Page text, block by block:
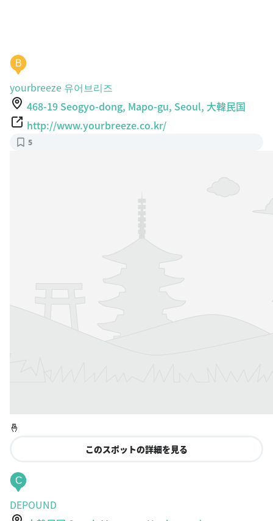
B
yourbreeze 유어브리즈
468-19 Seogyo-dong, Mapo-gu, Seoul, 大韓民国
http://www.yourbreeze.co.kr/
5
🤞
このスポットの詳細を見る
C
DEPOUND